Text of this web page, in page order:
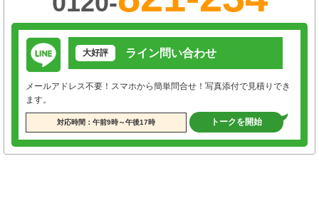
大好評 ライン問い合わせ
メールアドレス不要！スマホから簡単問合せ！写真添付で見積りでき
ます。
対応時間：午前9時～午後17時 トークを開始